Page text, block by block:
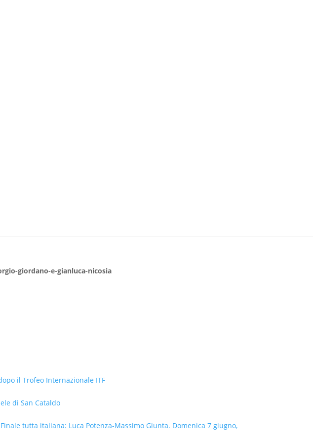
giordano-e-gianluca-nicosia
il Trofeo Internazionale ITF
di San Cataldo
tutta italiana: Luca Potenza-Massimo Giunta. Domenica 7 giugno,